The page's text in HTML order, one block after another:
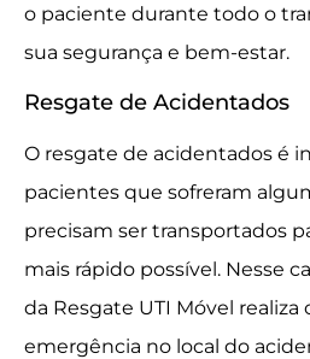
o paciente durante todo o
sua segurança e bem-estar.
Resgate de Acidentados
O resgate de acidentados é
pacientes que sofreram
precisam ser transportados
mais rápido possível. Nesse
da Resgate UTI Móvel
emergência no local do